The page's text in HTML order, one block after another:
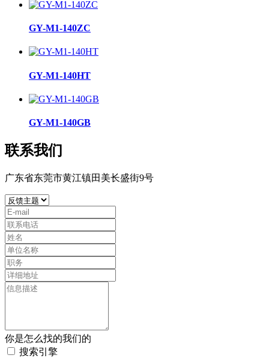
GY-M1-140ZC
GY-M1-140HT
GY-M1-140GB
联系我们
广东省东莞市黄江镇田美长盛街9号
你是怎么找的我们的
搜索引擎